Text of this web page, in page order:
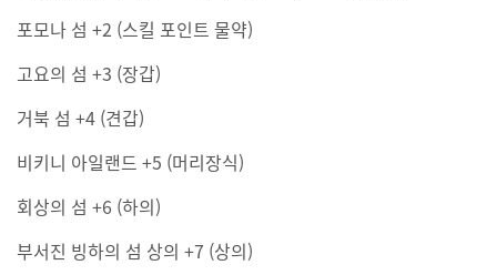
포모나 섬 +2 (스킬 포인트 물약)
고요의 섬 +3 (장갑)
거북 섬 +4 (견갑)
비키니 아일랜드 +5 (머리장식)
회상의 섬 +6 (하의)
부서진 빙하의 섬 상의 +7 (상의)